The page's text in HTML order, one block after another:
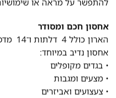
להתפשר על מראה או
אחסון חכם ומסודר
הארון
אחסון נדיב במיוחד:
• בגדים מקופלים
• מצעים ומגבות
• צעצועים ואביזרים